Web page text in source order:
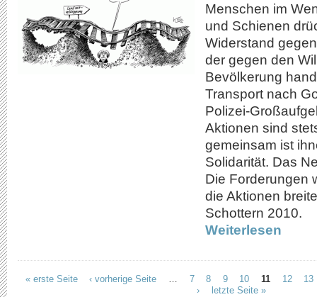
Menschen im
und Schienen
Widerstand
der gegen den
Bevölkerung
Transport nach
Polizei-
Aktionen sind
gemeinsam ist
Solidarität. Das
Die Forderungen
die Aktionen
Schottern 2010.
Weiterlesen
« erste Seite ‹ vorherige Seite … 7 8 9 10 11 12
13
›
letzte Seite »